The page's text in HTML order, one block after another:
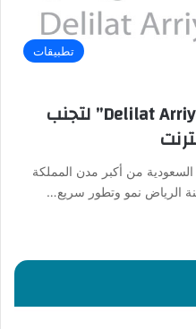
تطبيقات
تطبيق “دليلة الرياض Delilat Arriyadh” لتجنب
السعودية من أكبر مدن المملكة
الرياض نمو وتطور سريع…